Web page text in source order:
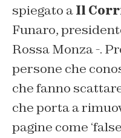
spiegato aIl
Funaro,
Rossa Monza -.
persone che
che fanno
che porta a
pagine come